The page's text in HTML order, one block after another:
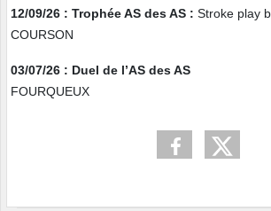
12/09/26 : Trophée AS des AS : Stroke play
COURSON
03/07/26 : Duel de l’AS des AS
FOURQUEUX